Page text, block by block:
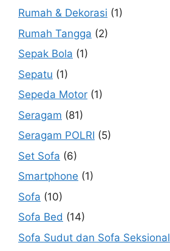
Rumah & Dekorasi (1)
Rumah Tangga (2)
Sepak Bola (1)
Sepatu (1)
Sepeda Motor (1)
Seragam (81)
Seragam POLRI (5)
Set Sofa (6)
Smartphone (1)
Sofa (10)
Sofa Bed (14)
Sofa Sudut dan Sofa Seksional